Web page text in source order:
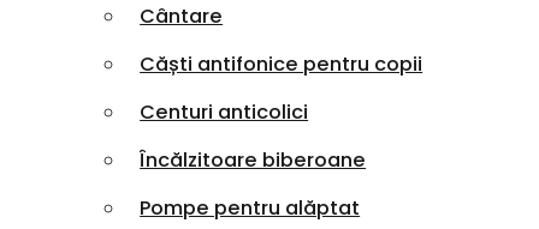
Cântare
Căști antifonice pentru copii
Centuri anticolici
Încălzitoare biberoane
Pompe pentru alăptat